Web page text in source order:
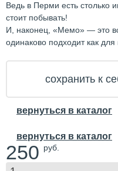
Ведь в Перми есть столько
стоит побывать!
И, наконец, «Мемо» — это
одинаково подходит как для
сохранить к
вернуться в каталог
вернуться в каталог
250 руб.